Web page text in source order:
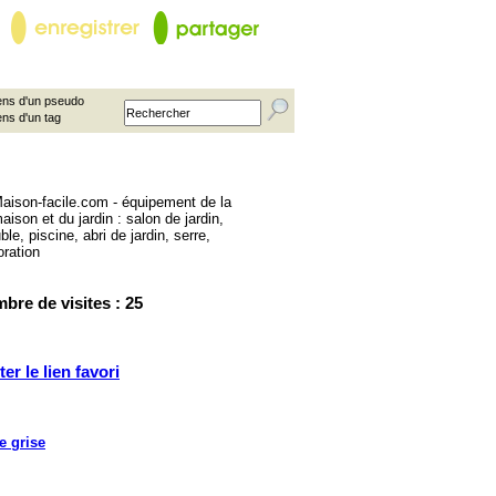
d'un pseudo
d'un tag
de visites : 25
le lien favori
grise